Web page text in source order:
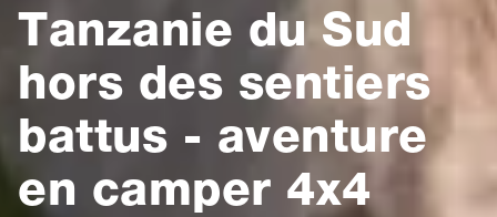
Tanzanie du Sud
hors des sentiers
battus - aventure
en camper 4x4